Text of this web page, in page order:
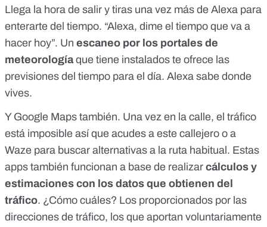
Llega la hora de salir y tiras una vez más de Alexa para
enterarte del tiempo. “Alexa, dime el tiempo que va a
hacer hoy”. Un escaneo por los portales de
meteorologíaque tiene instalados te ofrece las
previsiones del tiempo para el día. Alexa sabe donde
vives.
Y Google Maps también. Una vez en la calle, el tráfico
está imposible así que acudes a este callejero o a
Waze para buscar alternativas a la ruta habitual. Estas
apps también funcionan a base de realizar cálculos y
estimaciones con los datos que obtienen del
tráfico. ¿Cómo cuáles? Los proporcionados por las
direcciones de tráfico, los que aportan voluntariamente